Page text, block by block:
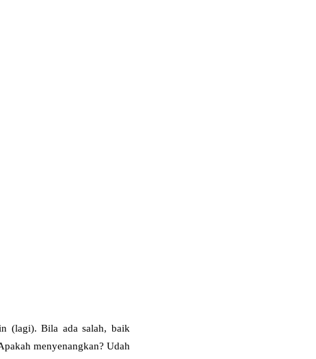
(lagi). Bila ada salah, baik
menyenangkan? Udah